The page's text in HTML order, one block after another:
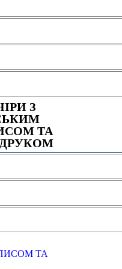
З
ТА
ТА